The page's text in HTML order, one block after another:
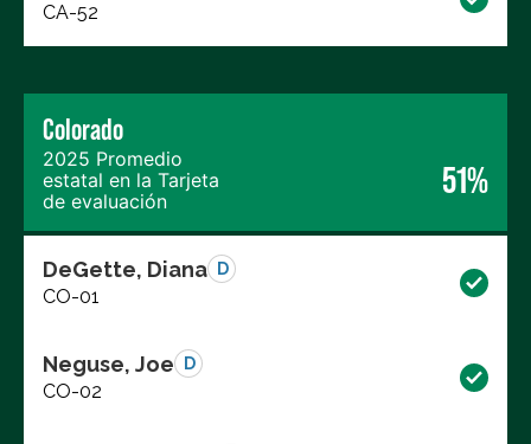
CA-52
Colorado
2025 Promedio
estatal en la Tarjeta
de evaluación
51%
DeGette, Diana D
CO-01
Neguse, Joe D
CO-02